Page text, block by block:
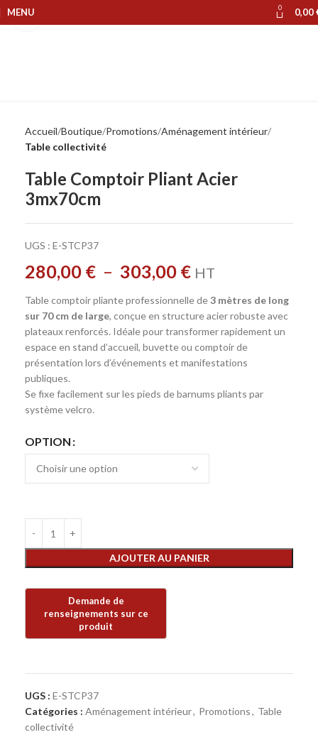
MENU 0 0,00
Accueil Boutique Promotions Aménagement intérieur
Table collectivité
Table Comptoir Pliant Acier
3mx70cm
UGS : E-STCP37
280,00 € – 303,00 € HT
Table comptoir pliante professionnelle de3 mètres de long
sur 70 cm de large, conçue en structure acier robuste avec
plateaux renforcés. Idéale pour transformer rapidement un
espace en stand d’accueil, buvette ou comptoir de
présentation lors d’événements et manifestations
publiques.
Se fixe facilement sur les pieds de barnums pliants par
système velcro.
OPTION
AJOUTER AU PANIER
UGS : E-STCP37
Catégories : Aménagement intérieur, Promotions, Table
collectivité